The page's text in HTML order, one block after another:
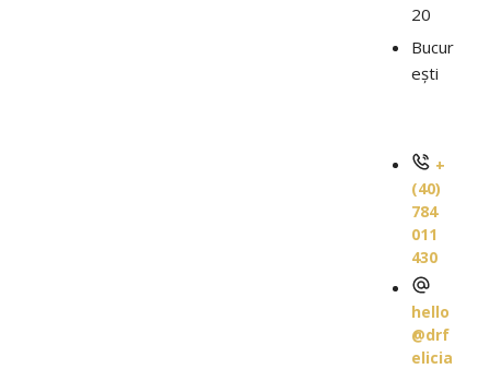
20
Bucur
ești
+
(40)
784
011
430
hello
@drf
elicia